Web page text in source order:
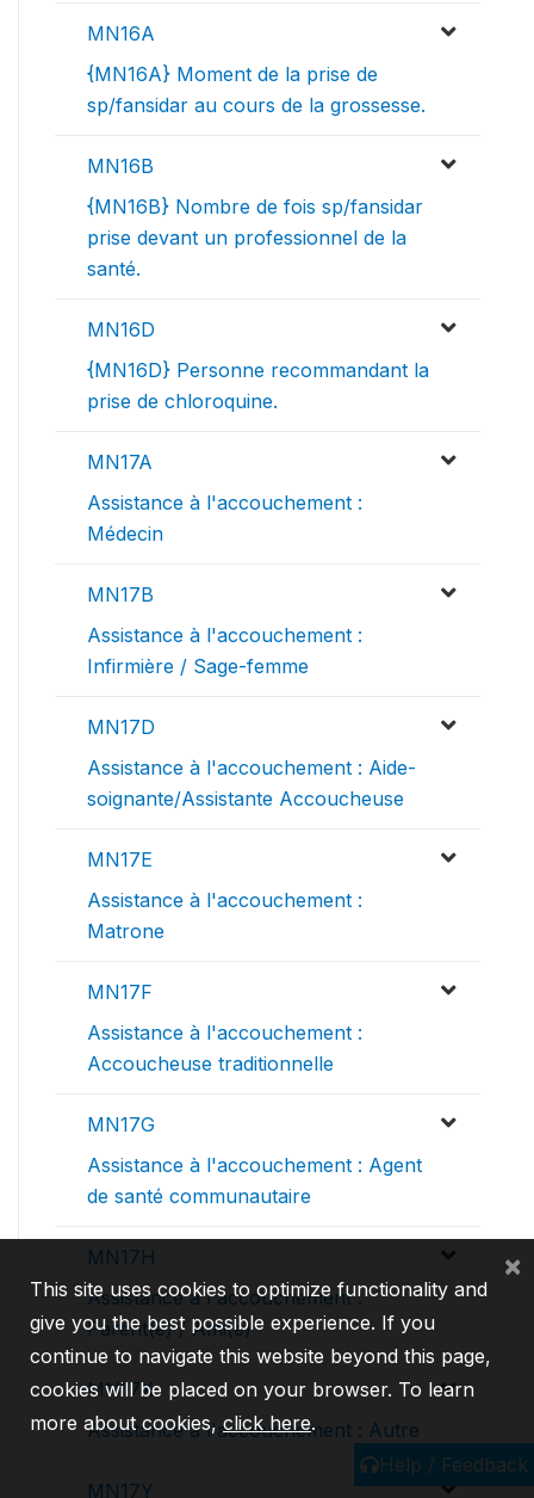
MN16A
{MN16A} Moment de la prise de
sp/fansidar au cours de la grossesse.
MN16B
{MN16B} Nombre de fois sp/fansidar
prise devant un professionnel de la
santé.
MN16D
{MN16D} Personne recommandant la
prise de chloroquine.
MN17A
Assistance à l'accouchement :
Médecin
MN17B
Assistance à l'accouchement :
Infirmière / Sage-femme
MN17D
Assistance à l'accouchement : Aide-
soignante/Assistante Accoucheuse
MN17E
Assistance à l'accouchement :
Matrone
MN17F
Assistance à l'accouchement :
Accoucheuse traditionnelle
MN17G
Assistance à l'accouchement : Agent
de santé communautaire
MN17H
Assistance à l'accouchement :
Parent(e) / Ami(e)
MN17X
Assistance à l'accouchement : Autre
MN17Y
Help / Feedback
This site uses cookies to optimize functionality and
give you the best possible experience. If you
continue to navigate this website beyond this page,
cookies will be placed on your browser. To learn
more about cookies,click here.
×